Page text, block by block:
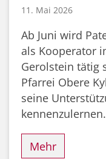
11. Mai 2026
Ab Juni wird
als Kooperator
Gerolstein tätig
Pfarrei Obere
seine
kennenzulernen.
Mehr